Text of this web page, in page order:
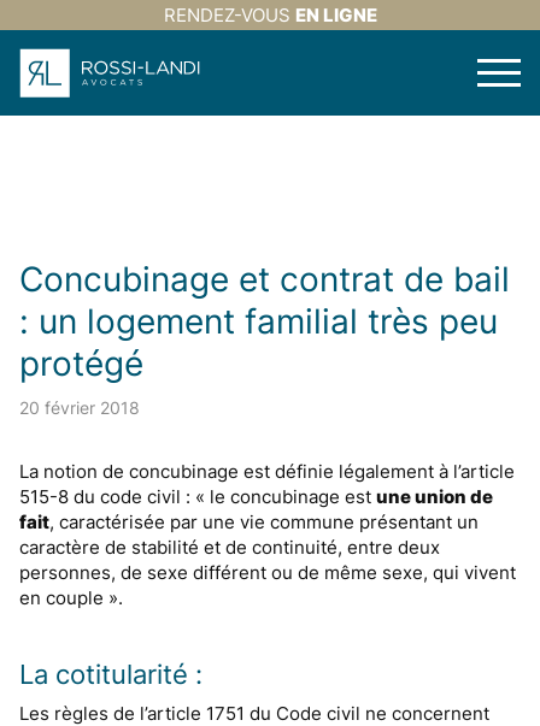
RENDEZ-VOUS EN LIGNE
Concubinage et contrat de bail
: un logement familial très peu
protégé
20 février 2018
La notion de concubinage est définie légalement à l’article
515-8 du code civil : « le concubinage est une union de
fait, caractérisée par une vie commune présentant un
caractère de stabilité et de continuité, entre deux
personnes, de sexe différent ou de même sexe, qui vivent
en couple ».
La cotitularité :
Les règles de l’article 1751 du Code civil ne concernent